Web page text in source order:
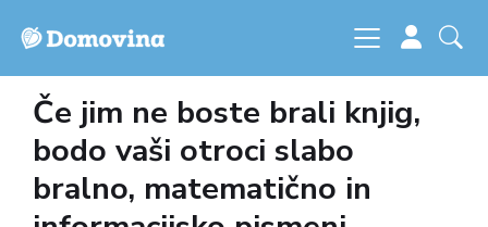
Če jim ne boste brali knjig,
bodo vaši otroci slabo
bralno, matematično in